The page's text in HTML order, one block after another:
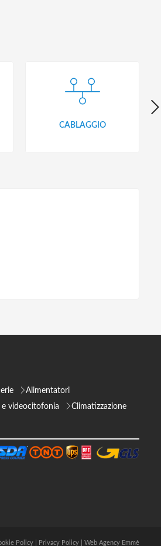
CABLAGGIO
Alimentatori
videocitofonia
Climatizzazione
Policy Privacy Policy Web Agency Emmè